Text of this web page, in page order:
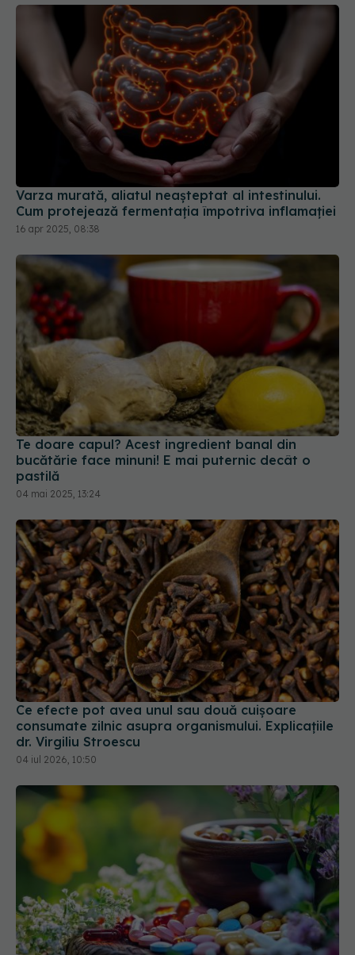
Varza murată, aliatul neașteptat al intestinului.
Cum protejează fermentația împotriva inflamației
Te doare capul? Acest ingredient banal din
bucătărie face minuni! E mai puternic decât o
pastilă
04 mai 2025, 13:24
Ce efecte pot avea unul sau două cuișoare
consumate zilnic asupra organismului. Explicațiile
dr. Virgiliu Stroescu
04 iul 2026, 10:50
Plantele care anulează efectul medicamentelor.
Top remedii naturiste cu riscuri
18 feb 2026, 13:14